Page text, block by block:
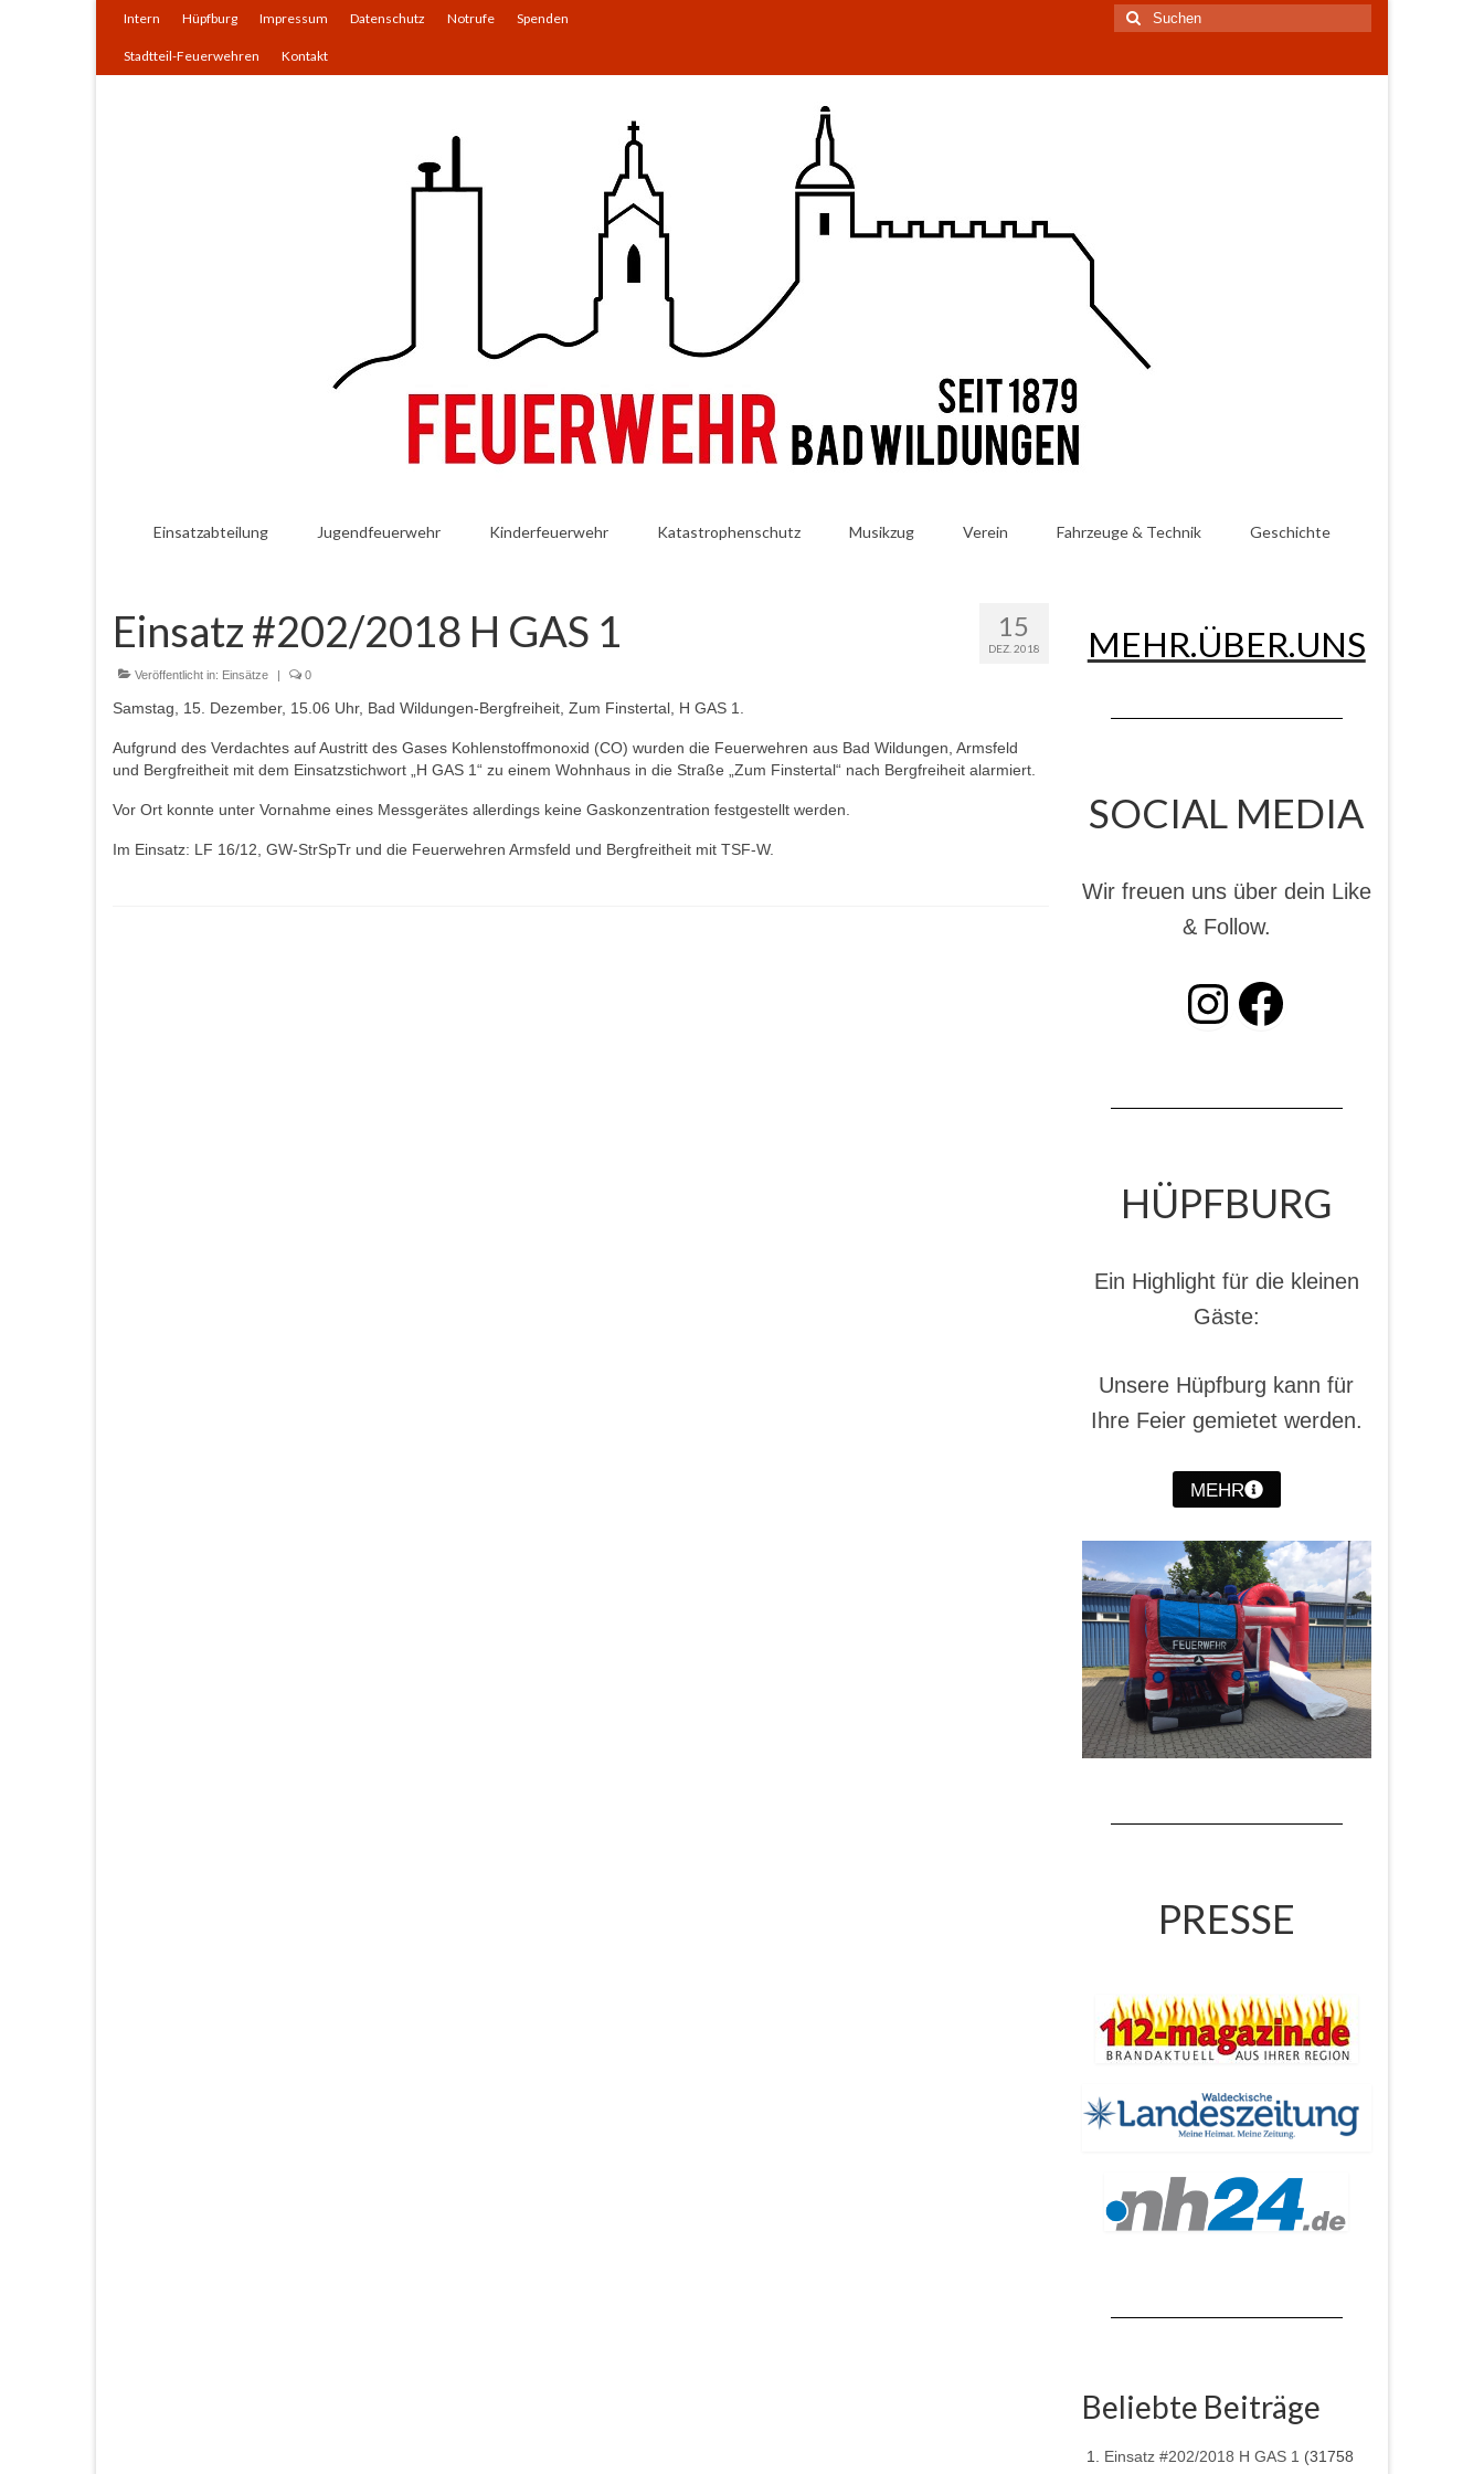
Intern Hüpfburg Impressum Datenschutz Notrufe Spenden
Stadtteil-Feuerwehren Kontakt
Suchen
nach:
Einsatzabteilung Jugendfeuerwehr Kinderfeuerwehr Katastrophenschutz Musikzug Verein Fahrzeuge & Technik Geschichte
15
DEZ. 2018
Einsatz #202/2018 H GAS 1
Veröffentlicht in: Einsätze | 0
Samstag, 15. Dezember, 15.06 Uhr, Bad Wildungen-Bergfreiheit, Zum Finstertal, H GAS 1.
Aufgrund des Verdachtes auf Austritt des Gases Kohlenstoffmonoxid (CO) wurden die Feuerwehren aus Bad Wildungen, Armsfeld
und Bergfreitheit mit dem Einsatzstichwort „H GAS 1“ zu einem Wohnhaus in die Straße „Zum Finstertal“ nach Bergfreiheit alarmiert.
Vor Ort konnte unter Vornahme eines Messgerätes allerdings keine Gaskonzentration festgestellt werden.
Im Einsatz: LF 16/12, GW-StrSpTr und die Feuerwehren Armsfeld und Bergfreitheit mit TSF-W.
MEHR.ÜBER.UNS
SOCIAL MEDIA
Wir freuen uns über dein Like
& Follow.
INSTAGRAM Facebook
HÜPFBURG
Ein Highlight für die kleinen
Gäste:
Unsere Hüpfburg kann für
Ihre Feier gemietet werden.
MEHR
PRESSE
Beliebte Beiträge
Einsatz #202/2018 H GAS 1 (31758